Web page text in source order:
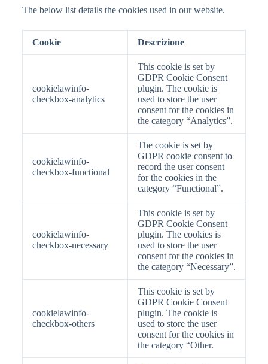
The below list details the cookies used in our website.
Cookie Descrizione
cookielawinfo-
checkbox-analytics
This cookie is set by
GDPR Cookie Consent
plugin. The cookie is
used to store the user
consent for the cookies in
the category “Analytics”.
cookielawinfo-
checkbox-functional
The cookie is set by
GDPR cookie consent to
record the user consent
for the cookies in the
category “Functional”.
cookielawinfo-
checkbox-necessary
This cookie is set by
GDPR Cookie Consent
plugin. The cookies is
used to store the user
consent for the cookies in
the category “Necessary”.
cookielawinfo-
checkbox-others
This cookie is set by
GDPR Cookie Consent
plugin. The cookie is
used to store the user
consent for the cookies in
the category “Other.